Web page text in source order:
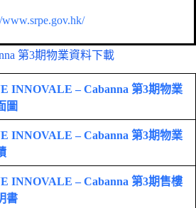
www.srpe.gov.hk/
第3期物業資料下載
INNOVALE – Cabanna 第3期物業
圖
INNOVALE – Cabanna 第3期物業
INNOVALE – Cabanna 第3期售樓
書